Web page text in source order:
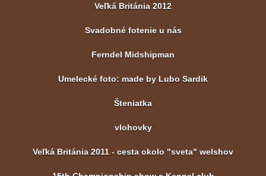
Veľká Británia 2012
Svadobné fotenie u nás
Ferndel Midshipman
Umelecké foto: made by Lubo Sardik
Šteniatka
vlohovky
Veľká Británia 2011 - cesta okolo "sveta" welshov